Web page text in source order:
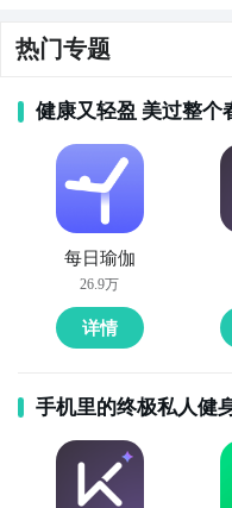
国内领先的轻心理生活
戏及自助心理课，界面
绪树洞”，不诊疗、不
怀。
6. 《下厨房》
深耕家庭生活场景的经
伸至食材采购指南、厨
程等，社区氛围温馨实
成就感与生活掌控感，
7. 《Keep》（生活休
虽以运动健身起家，但
动”“助眠瑜伽”“解压拉
热门专题
健康又轻盈 美过整个
每日瑜伽
26.9万
详情
手机里的终极私人健